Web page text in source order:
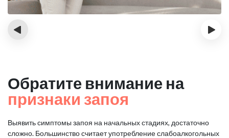
‹ ›
Обратите внимание на
признаки запоя
Выявить симптомы запоя на начальных стадиях, достаточно
сложно. Большинство считает употребление слабоалкогольных